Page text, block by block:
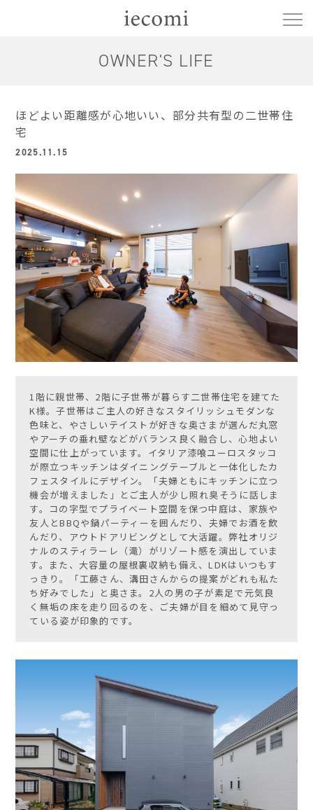
OWNER'S LIFE
ほどよい距離感が心地いい、部分共有型の二世帯住
宅
2025.11.15
1階に親世帯、2階に子世帯が暮らす二世帯住宅を建てた
K様。子世帯はご主人の好きなスタイリッシュモダンな
色味と、やさしいテイストが好きな奥さまが選んだ丸窓
やアーチの垂れ壁などがバランス良く融合し、心地よい
空間に仕上がっています。イタリア漆喰ユーロスタッコ
が際立つキッチンはダイニングテーブルと一体化したカ
フェスタイルにデザイン。「夫婦ともにキッチンに立つ
機会が増えました」とご主人が少し照れ臭そうに話しま
す。コの字型でプライベート空間を保つ中庭は、家族や
友人とBBQや鍋パーティーを囲んだり、夫婦でお酒を飲
んだり、アウトドアリビングとして大活躍。弊社オリジ
ナルのスティラーレ（滝）がリゾート感を演出していま
す。また、大容量の屋根裏収納も備え、LDKはいつもす
っきり。「工藤さん、溝田さんからの提案がどれも私た
ち好みでした」と奥さま。2人の男の子が素足で元気良
く無垢の床を走り回るのを、ご夫婦が目を細めて見守っ
ている姿が印象的です。